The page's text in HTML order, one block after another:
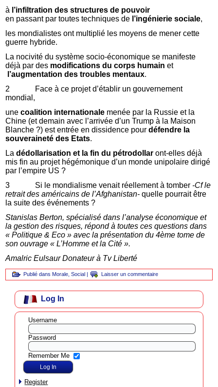
à l’infiltration des structures de pouvoir
en passant par toutes techniques de l’ingénierie sociale,
les mondialistes ont multiplié les moyens de mener cette
guerre hybride.
La nocivité du système socio-économique se manifeste
déjà par des modifications du corps humain et
l’augmentation des troubles mentaux.
2 Face à ce projet d’établir un gouvernement
mondial,
unecoalition internationale menée par la Russie et la
Chine (et demain avec l’arrivée d’un Trump à la Maison
Blanche ?) est entrée en dissidence pourdéfendre la
souveraineté des Etats.
Ladédollarisation et la fin du pétrodollar ont-elles déjà
mis fin au projet hégémonique d’un monde unipolaire dirigé
par l’empire US ?
3 Si le mondialisme venait réellement à tomber -Cf le
retrait des américains de l’Afghanistan- quelle pourrait être
la suite des événements ?
Stanislas Berton, spécialisé dans l’analyse économique et
la gestion des risques, répond à toutes ces questions dans
« Politique & Eco » avec la présentation du 4ème tome de
son ouvrage « L’Homme et la Cité ».
Amalric Eulsaur Donateur à Tv Liberté
Publié dans Morale ,Social | Laisser un commentaire
Log In
Username
Password
Remember Me
Register